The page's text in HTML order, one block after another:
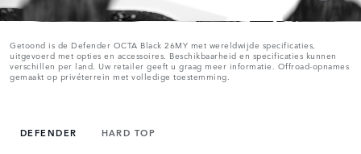
Getoond is de Defender OCTA Black 26MY met wereldwijde specificaties,
uitgevoerd met opties en accessoires. Beschikbaarheid en specificaties kunnen
verschillen per land. Uw retailer geeft u graag meer informatie. Offroad-opnames
gemaakt op privéterrein met volledige toestemming.
DEFENDER HARD TOP